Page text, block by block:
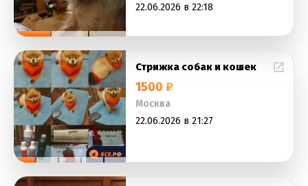
22.06.2026 в 22:18
Стрижка собак и кошек
1500 ₽
Москва
22.06.2026 в 21:27